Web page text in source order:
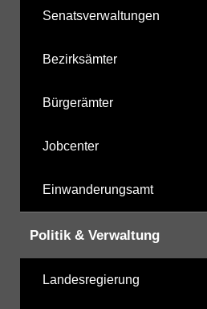
Senatsverwaltungen
Bezirksämter
Bürgerämter
Jobcenter
Einwanderungsamt
Politik & Verwaltung
Landesregierung